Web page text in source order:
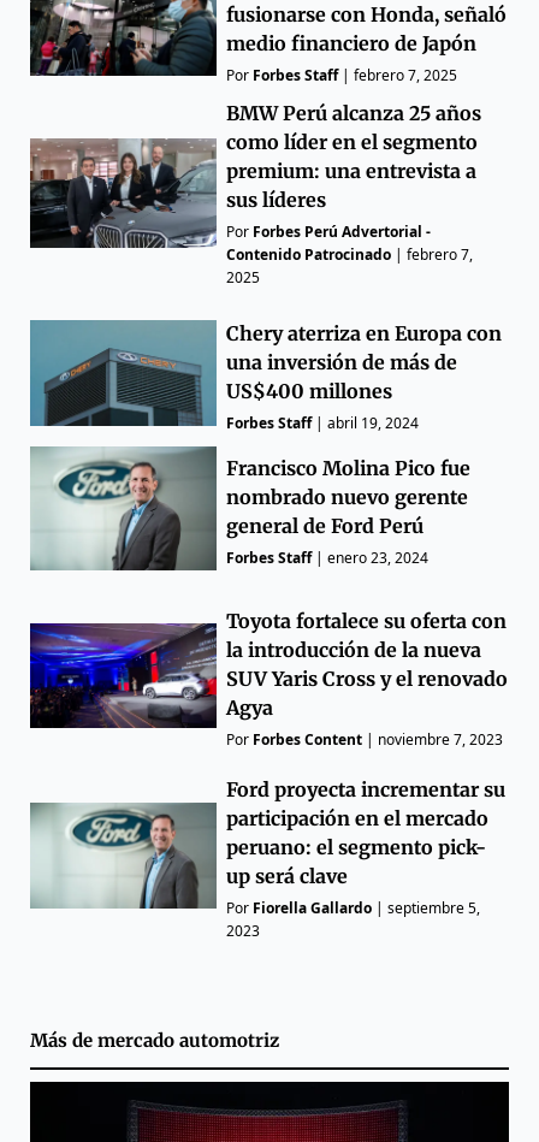
fusionarse con Honda, señaló
medio financiero de Japón
Por Forbes Staff|febrero 7, 2025
BMW Perú alcanza 25 años
como líder en el segmento
premium: una entrevista a
sus líderes
Por Forbes Perú Advertorial -
Contenido Patrocinado |febrero 7,
2025
Chery aterriza en Europa con
una inversión de más de
US$400 millones
Forbes Staff|abril 19, 2024
Francisco Molina Pico fue
nombrado nuevo gerente
general de Ford Perú
Forbes Staff|enero 23, 2024
Toyota fortalece su oferta con
la introducción de la nueva
SUV Yaris Cross y el renovado
Agya
Por Forbes Content | noviembre 7, 2023
Ford proyecta incrementar su
participación en el mercado
peruano: el segmento pick-
up será clave
Por Fiorella Gallardo |septiembre 5,
2023
Más de mercado automotriz